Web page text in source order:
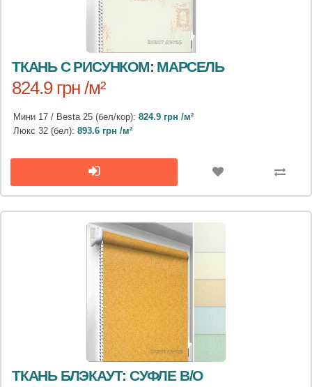
ТКАНЬ С РИСУНКОМ: МАРСЕЛЬ
824.9 грн /м²
Мини 17 / Besta 25 (бел/кор): 824.9 грн /м²
Люкс 32 (бел): 893.6 грн /м²
ТКАНЬ БЛЭКАУТ: СУФЛЕ B/O